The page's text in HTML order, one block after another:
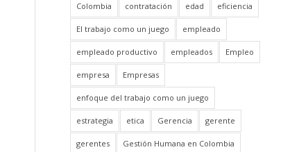
Colombia contratación edad eficiencia
El trabajo como un juego empleado
empleado productivo empleados Empleo
empresa Empresas
enfoque del trabajo como un juego
estrategia etica Gerencia gerente
gerentes Gestión Humana en Colombia